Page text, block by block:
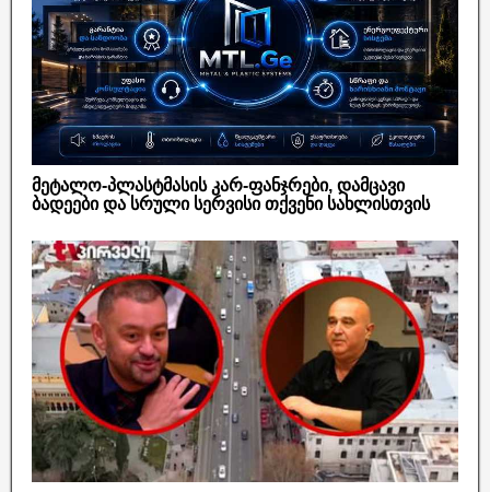
მეტალო-პლასტმასის კარ-ფანჯრები, დამცავი
ბადეები და სრული სერვისი თქვენი სახლისთვის